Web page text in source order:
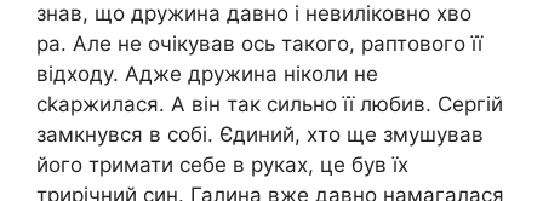
знав, що дружина давно і невиліковно хво
ра. Але не очікував ось такого, раптового її
відходу. Адже дружина ніколи не
сkаржилася. А він так сильно її любив. Сергій
замкнувся в собі. Єдиний, хто ще змушував
його тримати себе в руках, це був їх
трирічний син. Галина вже давно намагалася